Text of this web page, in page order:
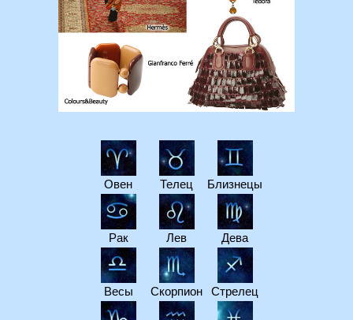
Овен Телец Близнецы
Рак Лев Дева
Весы Скорпион Стрелец